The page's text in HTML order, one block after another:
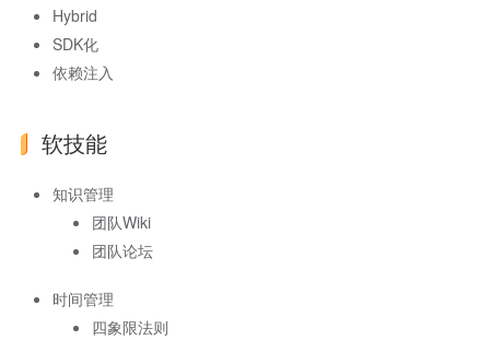
Hybrid
SDK化
依赖注入
软技能
知识管理
团队Wiki
团队论坛
时间管理
四象限法则